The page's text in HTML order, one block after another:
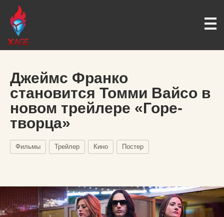
Джеймс Франко
становится Томми Вайсо в
новом трейлере «Горе-
творца»
Фильмы Трейлер Кино Постер